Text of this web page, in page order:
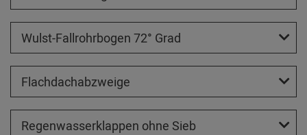
Wulst-Fallrohrbogen 72° Grad
Flachdachabzweige
Regenwasserklappen ohne Sieb